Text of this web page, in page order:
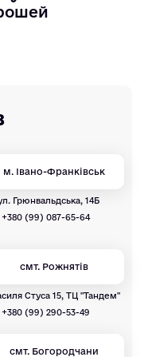
м. Івано-Франківськ
Грюнвальдська, 14Б
+380 (99) 087-65-64
смт. Рожнятів
Стуса 15, ТЦ "Тандем"
+380 (99) 290-53-49
смт. Богородчани